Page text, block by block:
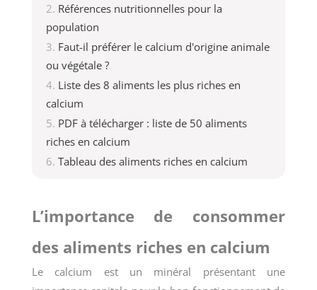
Références nutritionnelles pour la
population
Faut-il préférer le calcium d'origine animale
ou végétale ?
Liste des 8 aliments les plus riches en
calcium
PDF à télécharger : liste de 50 aliments
riches en calcium
Tableau des aliments riches en calcium
L’importance de consommer
des aliments riches en calcium
Le calcium est un minéral présentant une